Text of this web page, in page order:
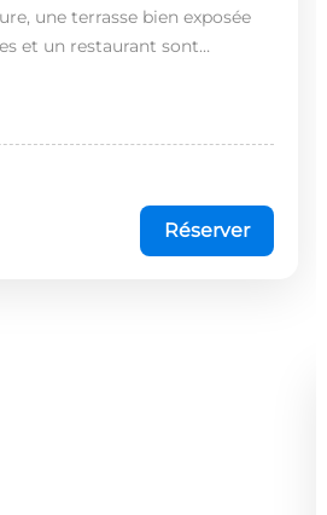
une terrasse bien exposée
et un restaurant sont
Réserver